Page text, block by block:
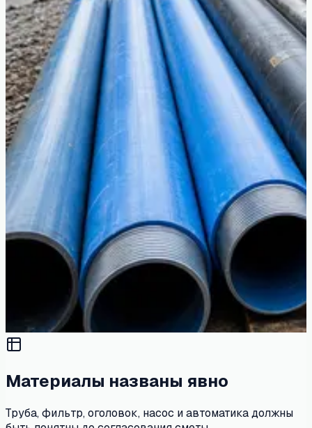
Материалы названы явно
Труба, фильтр, оголовок, насос и автоматика должны